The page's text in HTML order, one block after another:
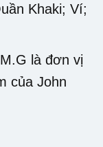
Khaki; Ví;
là đơn vị
của John